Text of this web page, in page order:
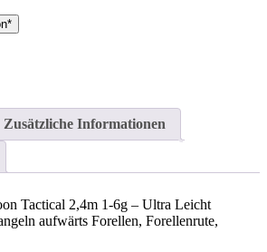
Zusätzliche Informationen
Tactical 2,4m 1-6g – Ultra Leicht
aufwärts Forellen, Forellenrute,